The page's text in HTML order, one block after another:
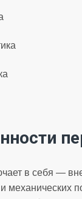
в себя —
механических